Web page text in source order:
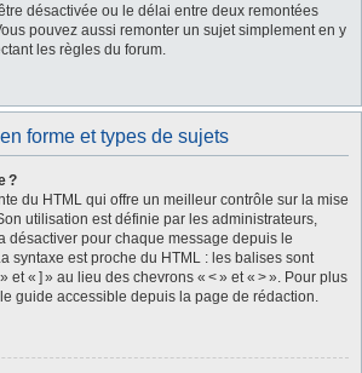
désactivée ou le délai entre deux remontées
pouvez aussi remonter un sujet simplement en y
les règles du forum.
forme et types de sujets
?
du HTML qui offre un meilleur contrôle sur la mise
utilisation est définie par les administrateurs,
désactiver pour chaque message depuis le
syntaxe est proche du HTML : les balises sont
et « ] » au lieu des chevrons « < » et « > ». Pour plus
guide accessible depuis la page de rédaction.